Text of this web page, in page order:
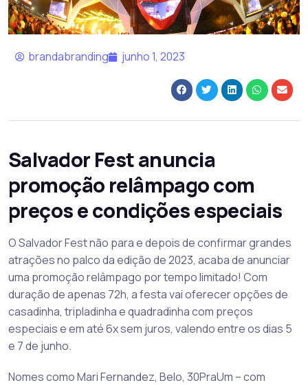
brandabranding junho 1, 2023
Salvador Fest anuncia
promoção relâmpago com
preços e condições especiais
O Salvador Fest não para e depois de confirmar grandes
atrações no palco da edição de 2023, acaba de anunciar
uma promoção relâmpago por tempo limitado! Com
duração de apenas 72h, a festa vai oferecer opções de
casadinha, tripladinha e quadradinha com preços
especiais e em até 6x sem juros, valendo entre os dias 5
e 7 de junho.
Nomes como Mari Fernandez, Belo, 30PraUm – com